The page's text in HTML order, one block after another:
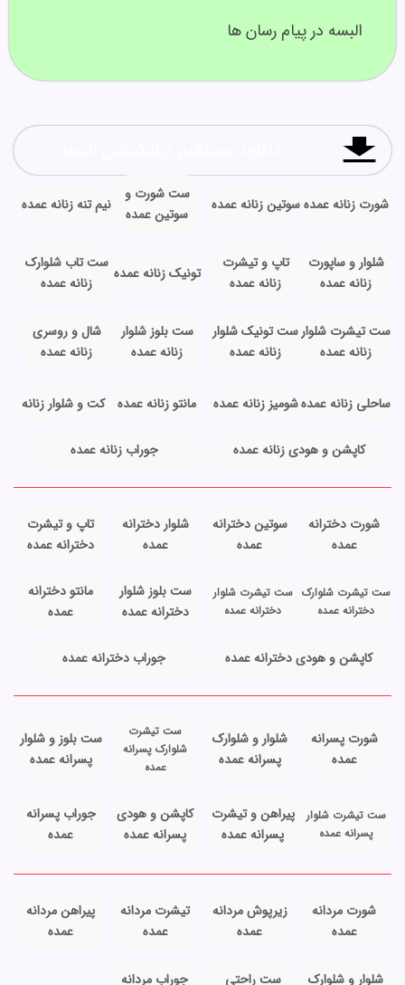
البسه در پیام رسان ها
شورت زنانه عمده سوتین زنانه عمده
ست شورت و
سوتین عمده
نیم تنه زنانه عمده
شلوار و ساپورت
زنانه عمده
تاپ و تیشرت
زنانه عمده
تونیک زنانه عمده
ست تاب شلوارک
زنانه عمده
ست تیشرت شلوار
زنانه عمده
ست تونیک شلوار
زنانه عمده
ست بلوز شلوار
زنانه عمده
شال و روسری
زنانه عمده
ساحلی زنانه عمدهشومیز زنانه عمده مانتو زنانه عمده کت و شلوار زنانه
کاپشن و هودی زنانه عمده جوراب زنانه عمده
شورت دخترانه
عمده
سوتین دخترانه
عمده
شلوار دخترانه
عمده
تاپ و تیشرت
دخترانه عمده
ست تیشرت شلوارک
دخترانه عمده
ست تیشرت شلوار
دخترانه عمده
ست بلوز شلوار
دخترانه عمده
مانتو دخترانه
عمده
کاپشن و هودی دخترانه عمده جوراب دخترانه عمده
شورت پسرانه
عمده
شلوار و شلوارک
پسرانه عمده
ست تیشرت
شلوارک پسرانه
عمده
ست بلوز و شلوار
پسرانه عمده
ست تیشرت شلوار
پسرانه عمده
پیراهن و تیشرت
پسرانه عمده
کاپشن و هودی
پسرانه عمده
جوراب پسرانه
عمده
شورت مردانه
عمده
زیرپوش مردانه
عمده
تیشرت مردانه
عمده
پیراهن مردانه
عمده
شلوار و شلوارک
ست راحتی
جوراب مردانه